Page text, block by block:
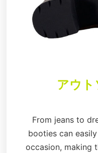
アウ
From jeans to
booties can
occasion, making